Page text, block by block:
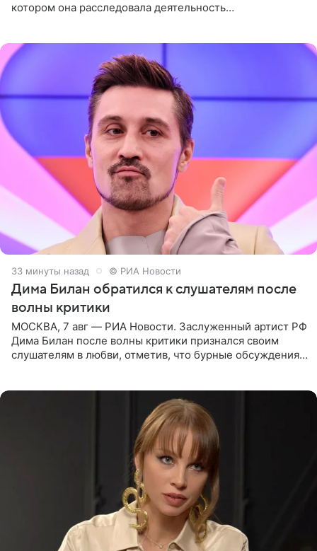
котором она расследовала деятельность
33 минуты назад © РИА Новости
Дима Билан обратился к слушателям после
волны критики
МОСКВА, 7 авг — РИА Новости. Заслуженный артист РФ
Дима Билан после волны критики признался своим
слушателям в любви, отметив, что бурные обсуждения